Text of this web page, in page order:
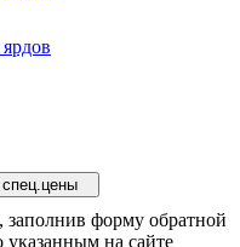
форму обратной
на сайте